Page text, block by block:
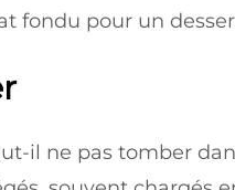
fondu pour un
il ne pas tomber